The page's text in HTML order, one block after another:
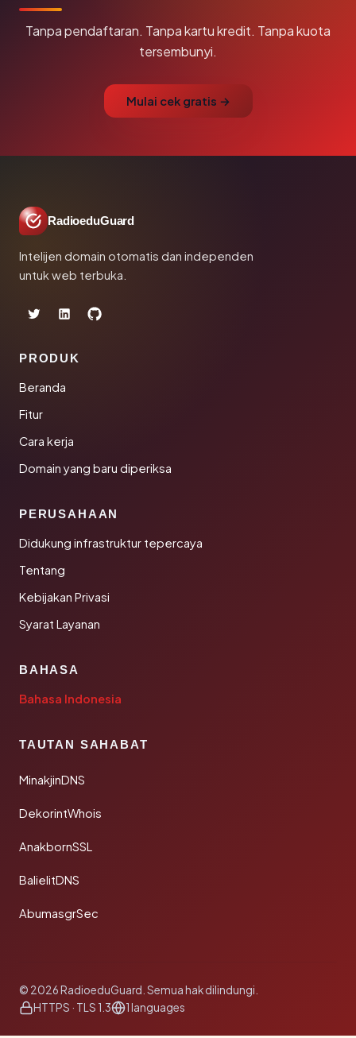
Tanpa pendaftaran. Tanpa kartu kredit. Tanpa kuota
tersembunyi.
Mulai cek gratis →
RadioeduGuard
Intelijen domain otomatis dan independen
untuk web terbuka.
PRODUK
Beranda
Fitur
Cara kerja
Domain yang baru diperiksa
PERUSAHAAN
Didukung infrastruktur tepercaya
Tentang
Kebijakan Privasi
Syarat Layanan
BAHASA
Bahasa Indonesia
TAUTAN SAHABAT
MinakjinDNS
DekorintWhois
AnakbornSSL
BalielitDNS
AbumasgrSec
© 2026 RadioeduGuard. Semua hak dilindungi.
HTTPS · TLS 1.3
1 languages